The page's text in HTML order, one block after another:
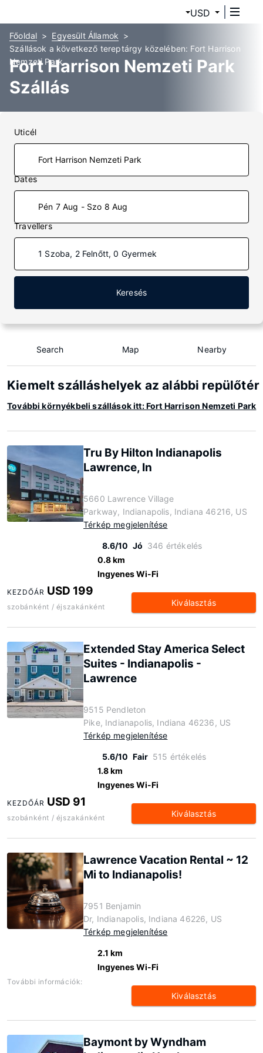
USD
Főoldal
Egyesült Államok
Szállások a következő tereptárgy közelében: Fort Harrison
Nemzeti Park
Fort Harrison Nemzeti Park
Szállás
Uticél
Dates
Pén 7 Aug - Szo 8 Aug
Travellers
1 Szoba, 2 Felnőtt, 0 Gyermek
Keresés
Search Map Nearby
Kiemelt szálláshelyek az alábbi
További környékbeli szállások itt: Fort Harrison Nemzeti Park
Tru By Hilton Indianapolis
Lawrence, In
5660 Lawrence Village
Parkway, Indianapolis, Indiana 46216, US
Térkép megjelenítése
8.6/10 Jó 346 értékelés
0.8 km
Ingyenes Wi-Fi
KEZDŐÁR USD 199
szobánként / éjszakánként Kiválasztás
Extended Stay America Select
Suites - Indianapolis -
Lawrence
9515 Pendleton
Pike, Indianapolis, Indiana 46236, US
Térkép megjelenítése
5.6/10 Fair 515 értékelés
1.8 km
Ingyenes Wi-Fi
KEZDŐÁR USD 91
szobánként / éjszakánként Kiválasztás
Lawrence Vacation Rental ~ 12
Mi to Indianapolis!
7951 Benjamin
Dr, Indianapolis, Indiana 46226, US
Térkép megjelenítése
2.1 km
Ingyenes Wi-Fi
További információk:
Kiválasztás
Baymont by Wyndham